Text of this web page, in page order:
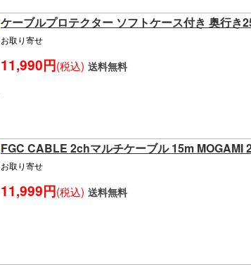
ケーブルプロテクター ソフトケース付き 奥行
お取り寄せ
11,990円(税込) 送料無料
FGC CABLE 2chマルチケーブル 15m MOGAMI
お取り寄せ
11,999円(税込) 送料無料